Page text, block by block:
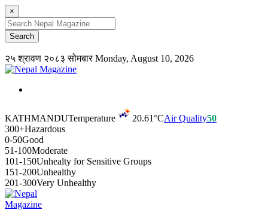
×
२५ श्रावण २०८३ सोमबारMonday, August 10, 2026
KATHMANDUTemperature 20.61°CAir Quality50
300+Hazardous
0-50Good
51-100Moderate
101-150Unhealty for Sensitive Groups
151-200Unhealthy
201-300Very Unhealthy